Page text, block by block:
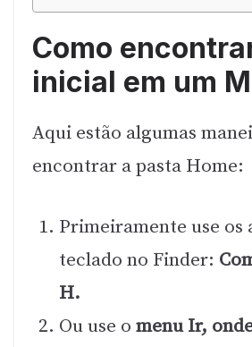
Como
inicial em um
Aqui estão algumas
encontrar a pasta Home:
Primeiramente use os
teclado no Finder:
H.
Ou use o menu Ir,